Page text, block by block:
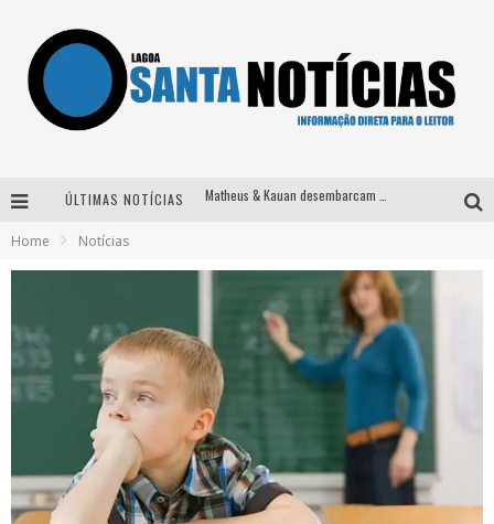
ÚLTIMAS NOTÍCIAS
Após sair da KondZilla, DJ Danny Albuquerque inicia nova fase
Home Notícias